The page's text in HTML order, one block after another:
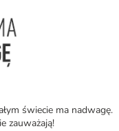
świecie ma nadwagę.
zauważają!